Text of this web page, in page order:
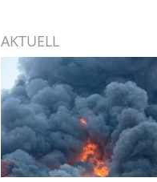
AKTUELL